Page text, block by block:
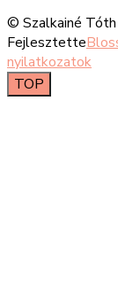
© Szalkainé
Fejlesztette
nyilatkozatok
TOP